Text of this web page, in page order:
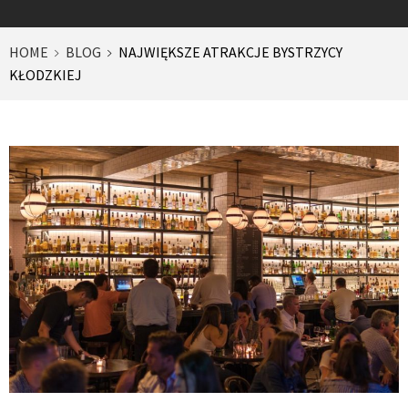
HOME BLOG
NAJWIĘKSZE ATRAKCJE BYSTRZYCY
KŁODZKIEJ